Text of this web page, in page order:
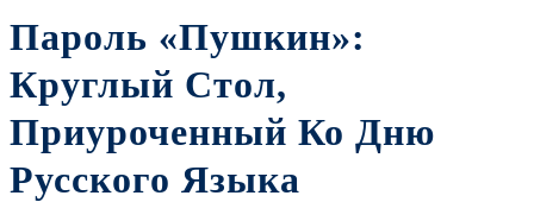
Пароль «Пушкин»:
Круглый Стол,
Приуроченный Ко Дню
Русского Языка